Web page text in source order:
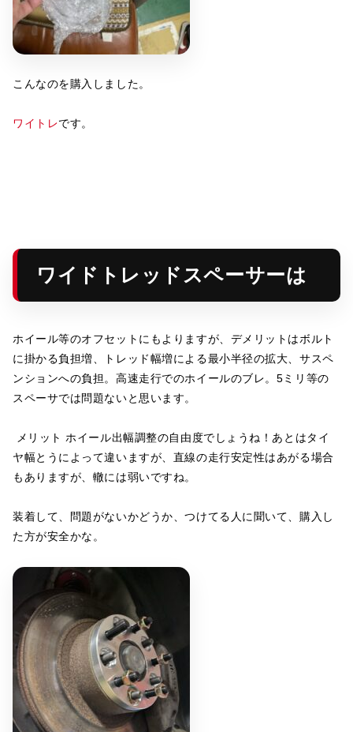
こんなのを購入しました。
ワイトレです。
ワイドトレッドスペーサーは
ホイール等のオフセットにもよりますが、デメリットはボルト
に掛かる負担増、トレッド幅増による最小半径の拡大、サスペ
ンションへの負担。高速走行でのホイールのブレ。5ミリ等の
スペーサでは問題ないと思います。
メリット ホイール出幅調整の自由度でしょうね！あとはタイ
ヤ幅とうによって違いますが、直線の走行安定性はあがる場合
もありますが、轍には弱いですね。
装着して、問題がないかどうか、つけてる人に聞いて、購入し
た方が安全かな。